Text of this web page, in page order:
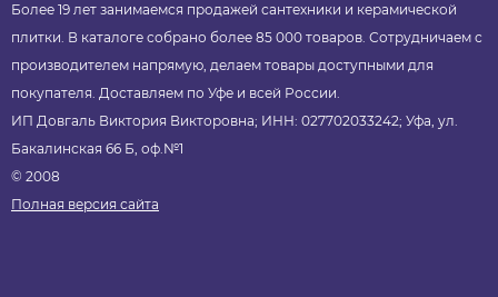
Более 19 лет занимаемся продажей сантехники и керамической
плитки. В каталоге собрано более 85 000 товаров. Сотрудничаем с
производителем напрямую, делаем товары доступными для
покупателя. Доставляем по Уфе и всей России.
ИП Довгаль Виктория Викторовна; ИНН: 027702033242; Уфа, ул.
Бакалинская 66 Б, оф.№1
© 2008
Полная версия сайта